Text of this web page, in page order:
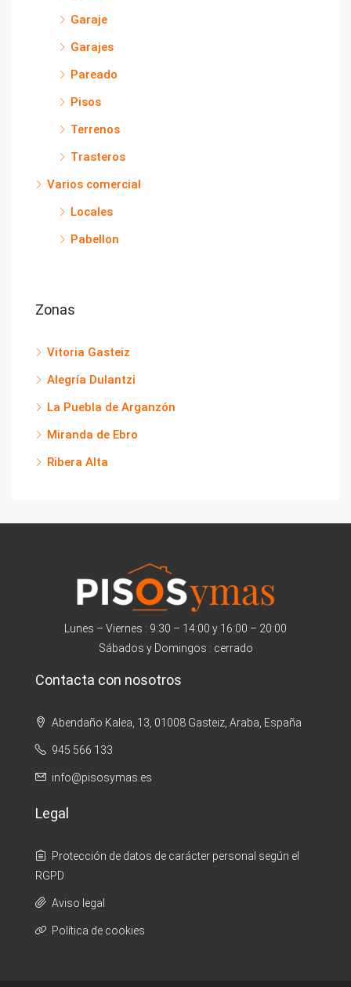
Garaje
Garajes
Pareado
Pisos
Terrenos
Trasteros
Varios comercial
Locales
Pabellon
Zonas
Vitoria Gasteiz
Alegría Dulantzi
La Puebla de Arganzón
Miranda de Ebro
Ribera Alta
Lunes – Viernes : 9:30 – 14:00 y 16:00 – 20:00
Sábados y Domingos : cerrado
Contacta con nosotros
Abendaño Kalea, 13, 01008 Gasteiz, Araba, España
945 566 133
info@pisosymas.es
Legal
Protección de datos de carácter personal según el
RGPD
Aviso legal
Política de cookies